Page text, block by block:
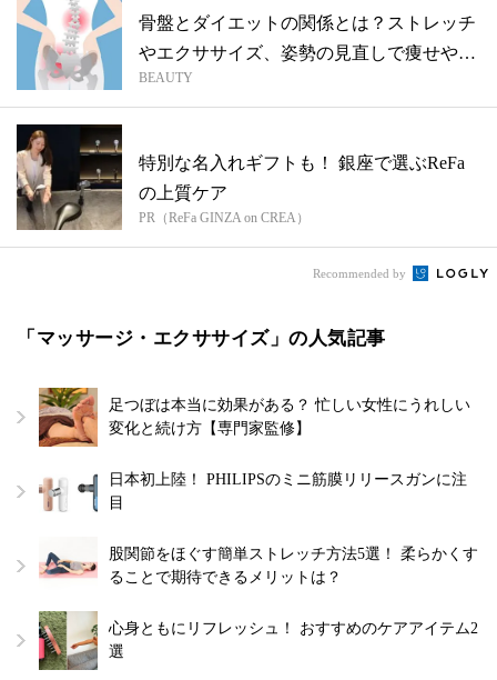
骨盤とダイエットの関係とは？ストレッチ
やエクササイズ、姿勢の見直しで痩せやす
い体...
BEAUTY
特別な名入れギフトも！ 銀座で選ぶReFa
の上質ケア
PR（ReFa GINZA on CREA）
Recommended by
「マッサージ・エクササイズ」の人気記事
足つぼは本当に効果がある？ 忙しい女性にうれしい
変化と続け方【専門家監修】
日本初上陸！ PHILIPSのミニ筋膜リリースガンに注
目
股関節をほぐす簡単ストレッチ方法5選！ 柔らかくす
ることで期待できるメリットは？
心身ともにリフレッシュ！ おすすめのケアアイテム2
選